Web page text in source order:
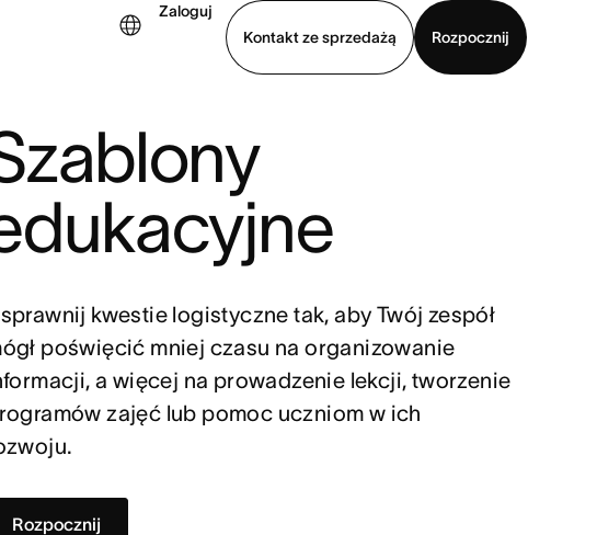
Zaloguj
Kontakt ze sprzedażą
Rozpocznij
ze sprzedażą
kwestie logistyczne tak, aby Twój zespół
poświęcić mniej czasu na organizowanie
a więcej na prowadzenie lekcji, tworzenie
zajęć lub pomoc uczniom w ich
Rozpocznij